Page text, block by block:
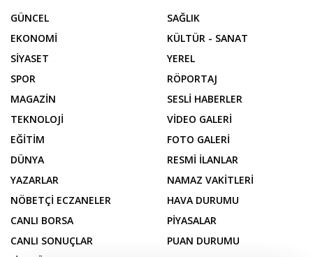
GÜNCEL
EKONOMİ
SİYASET
SPOR
MAGAZİN
TEKNOLOJİ
EĞİTİM
DÜNYA
SAĞLIK
KÜLTÜR - SANAT
YEREL
RÖPORTAJ
SESLİ HABERLER
VİDEO GALERİ
FOTO GALERİ
RESMİ İLANLAR
YAZARLAR
NÖBETÇİ ECZANELER
CANLI BORSA
CANLI SONUÇLAR
NAMAZ VAKİTLERİ
HAVA DURUMU
PİYASALAR
PUAN DURUMU